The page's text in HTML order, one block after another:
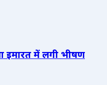
इमारत में लगी भीषण